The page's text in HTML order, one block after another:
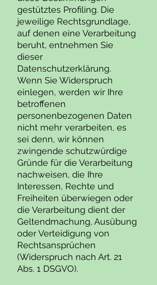
gestütztes Profiling. Die
jeweilige Rechtsgrundlage,
auf denen eine Verarbeitung
beruht, entnehmen Sie
dieser
Datenschutzerklärung.
Wenn Sie Widerspruch
einlegen, werden wir Ihre
betroffenen
personenbezogenen Daten
nicht mehr verarbeiten, es
sei denn, wir können
zwingende schutzwürdige
Gründe für die Verarbeitung
nachweisen, die Ihre
Interessen, Rechte und
Freiheiten überwiegen oder
die Verarbeitung dient der
Geltendmachung, Ausübung
oder Verteidigung von
Rechtsansprüchen
(Widerspruch nach Art. 21
Abs. 1 DSGVO).